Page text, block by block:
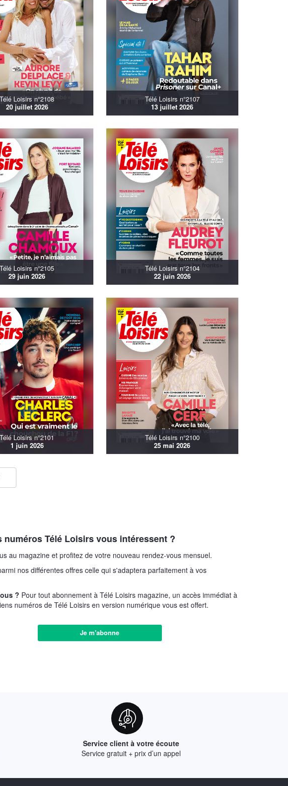
Télé Loisirs n°2108
20 juillet 2026
Télé Loisirs n°2107
13 juillet 2026
Télé Loisirs n°2105
29 juin 2026
Télé Loisirs n°2104
22 juin 2026
Télé Loisirs n°2101
1 juin 2026
Télé Loisirs n°2100
25 mai 2026
numéros Télé Loisirs vous intéressent ?
au magazine et profitez de votre nouveau rendez-vous mensuel.
nos différentes offres celle qui s'adaptera parfaitement à vos
? Pour tout abonnement à Télé Loisirs magazine, un accès immédiat à
numéros de Télé Loisirs en version numérique vous est offert.
Je m'abonne
Service client à votre écoute
Service gratuit + prix d’un appel